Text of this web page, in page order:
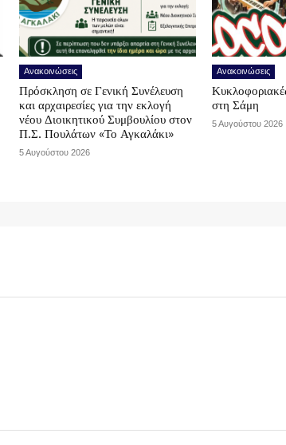
Ανακοινώσεις
Πρόσκληση σε Γενική Συνέλευση
και αρχαιρεσίες για την εκλογή
νέου Διοικητικού Συμβουλίου στον
Π.Σ. Πουλάτων «Το Αγκαλάκι»
5 Αυγούστου 2026
Ανακοινώσεις
στη Σάμη
5 Αυγούστου 2026